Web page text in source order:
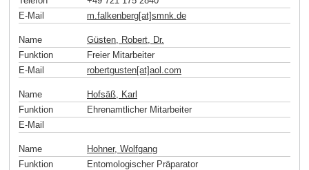
E-Mail
m.falkenberg[at]smnk.de
Name
Güsten, Robert, Dr.
Funktion
Freier Mitarbeiter
E-Mail
robertgusten[at]aol .com
Name
Hofsäß, Karl
Funktion
Ehrenamtlicher Mitarbeiter
E-Mail
Name
Hohner, Wolfgang
Funktion
Entomologischer Präparator